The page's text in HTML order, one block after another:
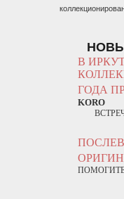
В
ГОДА
KORO